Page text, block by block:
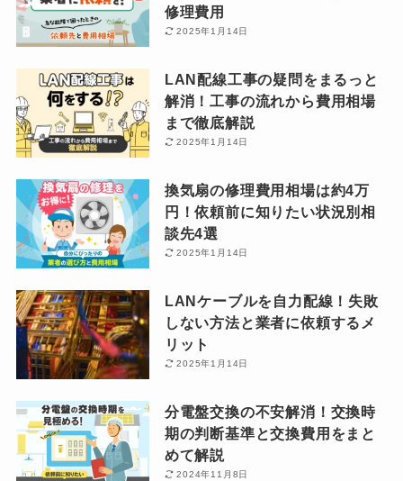
修理費用
2025年1月14日
LAN配線工事の疑問をまるっと
解消！工事の流れから費用相場
まで徹底解説
2025年1月14日
換気扇の修理費用相場は約4万
円！依頼前に知りたい状況別相
談先4選
2025年1月14日
LANケーブルを自力配線！失敗
しない方法と業者に依頼するメ
リット
2025年1月14日
分電盤交換の不安解消！交換時
期の判断基準と交換費用をまと
めて解説
2024年11月8日